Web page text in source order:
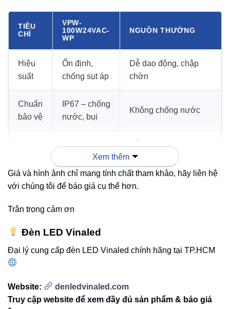
TIÊU
CHÍ
VPW-
100W24VAC-
WP
NGUỒN THƯỜNG
Hiệu
suất
Ổn định,
chống sụt áp
Dễ dao động, chập
chờn
Chuẩn
bảo vệ
IP67 – chống
nước, bụi
Không chống nước
Hoạt động >
30.000 giờ
Dễ hư hại trong môi
trường khắc nghiệt
Bảo
2 năm chính
Không rõ ràng
Ưu điểm nổi bật:
ngoài trời.
Xem thêm
Giá và hình ảnh chỉ mang tính chất tham khảo, hãy liên hệ
với chúng tôi để báo giá cụ thể hơn.
Trân trọng cảm ơn
Đèn LED Vinaled
Đại lý cung cấp đèn LED Vinaled chính hãng tại TP.HCM
Website:
denledvinaled.com
Truy cập website để xem đầy đủ sản phẩm & báo giá